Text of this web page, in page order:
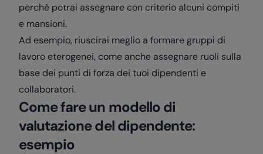
perché potrai assegnare con criterio alcuni compiti
e mansioni.
Ad esempio, riuscirai meglio a formare gruppi di
lavoro eterogenei, come anche assegnare ruoli sulla
base dei punti di forza dei tuoi dipendenti e
collaboratori.
Come fare un modello di
valutazione del dipendente:
esempio